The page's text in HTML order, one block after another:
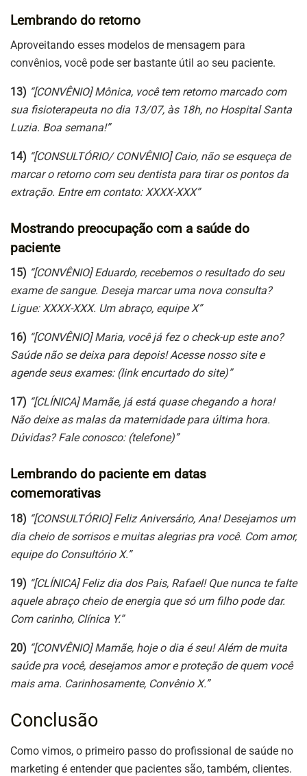
Lembrando do retorno
Aproveitando esses modelos de mensagem para
convênios, você pode ser bastante útil ao seu paciente.
13) “[CONVÊNIO] Mônica, você tem retorno marcado com
sua fisioterapeuta no dia 13/07, às 18h, no Hospital Santa
Luzia. Boa semana!”
14) “[CONSULTÓRIO/ CONVÊNIO] Caio, não se esqueça de
marcar o retorno com seu dentista para tirar os pontos da
extração. Entre em contato: XXXX-XXX”
Mostrando preocupação com a saúde do
paciente
15) “[CONVÊNIO] Eduardo, recebemos o resultado do seu
exame de sangue. Deseja marcar uma nova consulta?
Ligue: XXXX-XXX. Um abraço, equipe X”
16) “[CONVÊNIO] Maria, você já fez o check-up este ano?
Saúde não se deixa para depois! Acesse nosso site e
agende seus exames: (link encurtado do site)”
17) “[CLÍNICA] Mamãe, já está quase chegando a hora!
Não deixe as malas da maternidade para última hora.
Dúvidas? Fale conosco: (telefone)”
Lembrando do paciente em datas
comemorativas
18) “[CONSULTÓRIO] Feliz Aniversário, Ana! Desejamos um
dia cheio de sorrisos e muitas alegrias pra você. Com amor,
equipe do Consultório X.”
19) “[CLÍNICA] Feliz dia dos Pais, Rafael! Que nunca te falte
aquele abraço cheio de energia que só um filho pode dar.
Com carinho, Clínica Y.”
20) “[CONVÊNIO] Mamãe, hoje o dia é seu! Além de muita
saúde pra você, desejamos amor e proteção de quem você
mais ama. Carinhosamente, Convênio X.”
Conclusão
Como vimos, o primeiro passo do profissional de saúde no
marketing é entender que pacientes são, também, clientes.